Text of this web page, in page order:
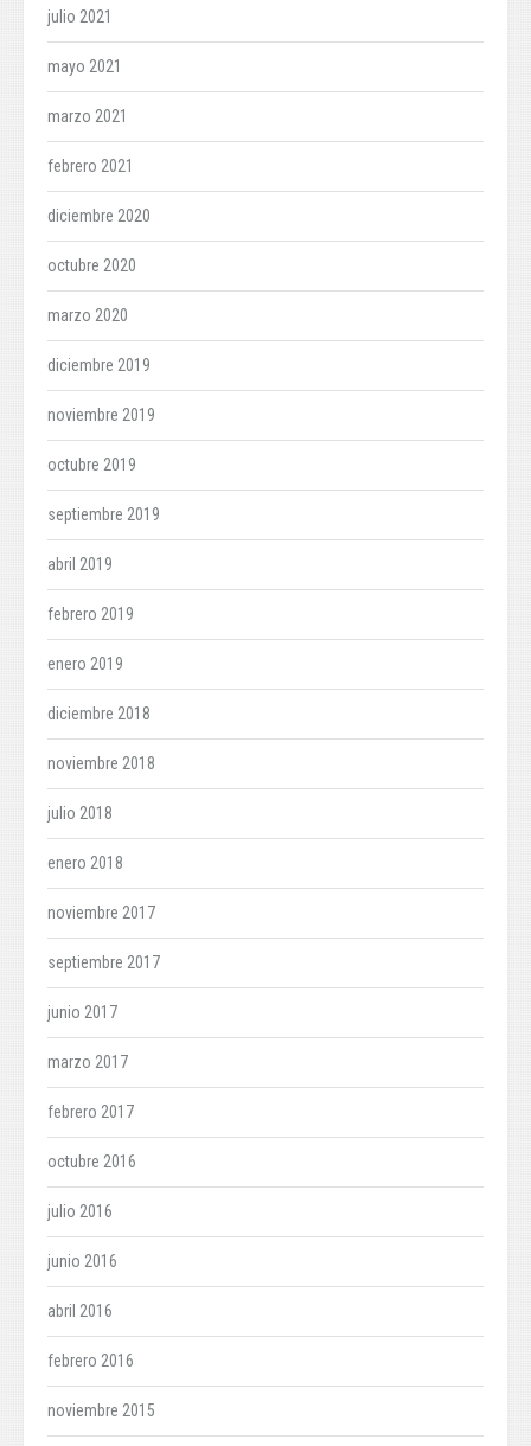
julio 2021
mayo 2021
marzo 2021
febrero 2021
diciembre 2020
octubre 2020
marzo 2020
diciembre 2019
noviembre 2019
octubre 2019
septiembre 2019
abril 2019
febrero 2019
enero 2019
diciembre 2018
noviembre 2018
julio 2018
enero 2018
noviembre 2017
septiembre 2017
junio 2017
marzo 2017
febrero 2017
octubre 2016
julio 2016
junio 2016
abril 2016
febrero 2016
noviembre 2015